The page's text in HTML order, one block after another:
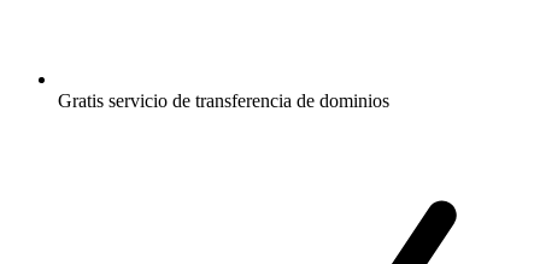
Gratis servicio de transferencia de dominios